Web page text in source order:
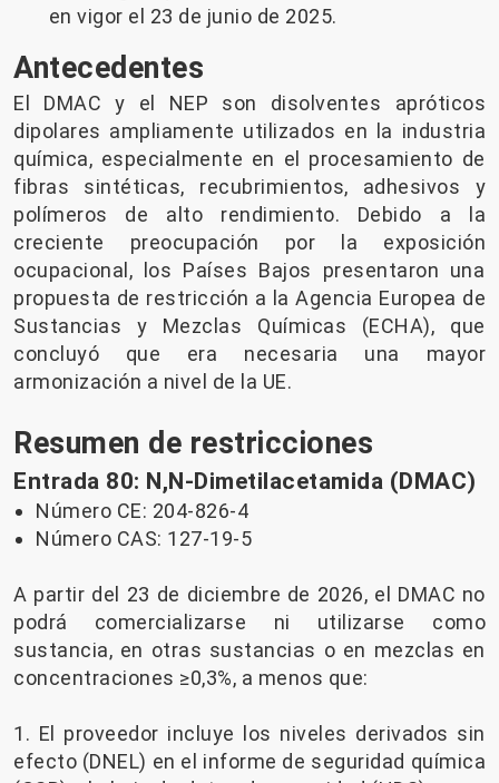
en vigor el 23 de junio de 2025.
Antecedentes
El DMAC y el NEP son disolventes apróticos
dipolares ampliamente utilizados en la industria
química, especialmente en el procesamiento de
fibras sintéticas, recubrimientos, adhesivos y
polímeros de alto rendimiento. Debido a la
creciente preocupación por la exposición
ocupacional, los Países Bajos presentaron una
propuesta de restricción a la Agencia Europea de
Sustancias y Mezclas Químicas (ECHA), que
concluyó que era necesaria una mayor
armonización a nivel de la UE.
Resumen de restricciones
Entrada 80: N,N-Dimetilacetamida (DMAC)
Número CE: 204-826-4
Número CAS: 127-19-5
A partir del 23 de diciembre de 2026, el DMAC no
podrá comercializarse ni utilizarse como
sustancia, en otras sustancias o en mezclas en
concentraciones ≥0,3%, a menos que:
1. El proveedor incluye los niveles derivados sin
efecto (DNEL) en el informe de seguridad química